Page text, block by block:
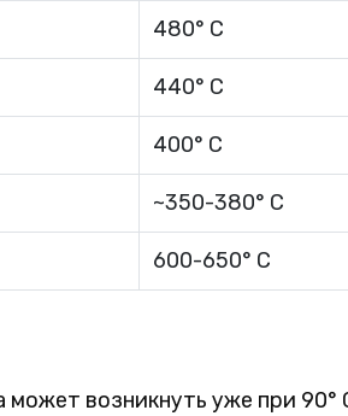
480° C
440° C
400° C
~350-380° C
600-650° C
может возникнуть уже при 90°